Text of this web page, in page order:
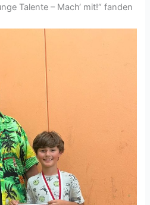
Talente – Mach‘ mit!“ fanden